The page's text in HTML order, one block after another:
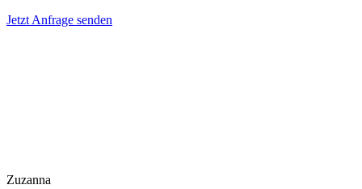
Jetzt Anfrage senden
Zuzanna